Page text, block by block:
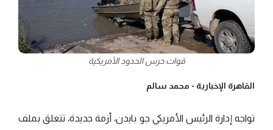
قوات حرس الحدود الأمريكية
القاهرة الإخبارية - محمد سالم
تواجه إدارة الرئيس الأمريكي جو بايدن، أزمة جديدة، تتعلق بملف